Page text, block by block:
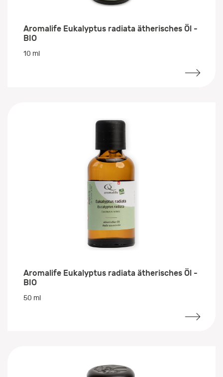
Aromalife Eukalyptus radiata ätherisches Öl -
BIO
10 ml
Aromalife Eukalyptus radiata ätherisches Öl -
BIO
50 ml